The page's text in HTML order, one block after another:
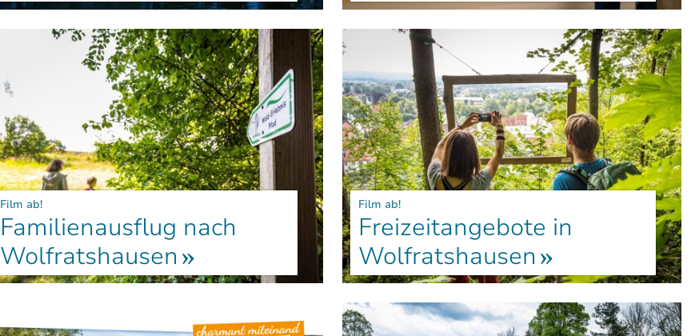
Film ab!
Familienausflug nach
Wolfratshausen
Film ab!
Freizeitangebote in
Wolfratshausen